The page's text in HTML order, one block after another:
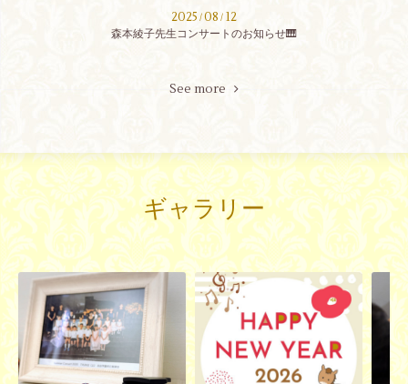
2025 /08 / 12
森本綾子先生コンサートのお知らせ🎹
See more
ギャラリー